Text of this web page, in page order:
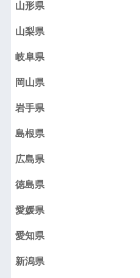
山形県
山梨県
岐阜県
岡山県
岩手県
島根県
広島県
徳島県
愛媛県
愛知県
新潟県